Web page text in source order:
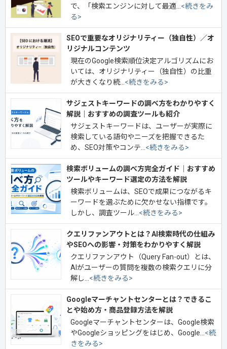
で、「検索エンジンに対して最適… <続きをみ
る>
SEOで重要なオリジナリティー（独自性）／オ
リジナルコンテンツ
現在のGoogle検索順位決定アルゴリズムにお
いては、オリジナリティー（独自性）の比重
が大きくなり続… <続きをみる>
サジェストキーワードの調べ方をわかりやすく
解説｜おすすめの調査ツールも紹介
サジェストキーワードは、ユーザーが実際に
検索している語句やニーズを把握できるた
め、SEO対策やコンテ… <続きをみる>
検索ボリュームの調べ方完全ガイド｜おすすめ
ツールやキーワード選定の方法を解説
検索ボリュームは、SEOで成果につながるキ
ーワードを選ぶために欠かせない指標です。
しかし、調査ツール… <続きをみる>
クエリファンアウトとは？AI検索時代の仕組み
やSEOへの影響・対策をわかりやすく解説
クエリファンアウト（Query Fan-out）とは、
AIがユーザーの質問を複数の検索クエリに分
解し… <続きをみる>
Googleマーチャントセンターとは？できるこ
とや始め方・商品登録方法を解説
Googleマーチャントセンターは、Google検索
やGoogleショッピングをはじめ、Google… <続
きをみる>